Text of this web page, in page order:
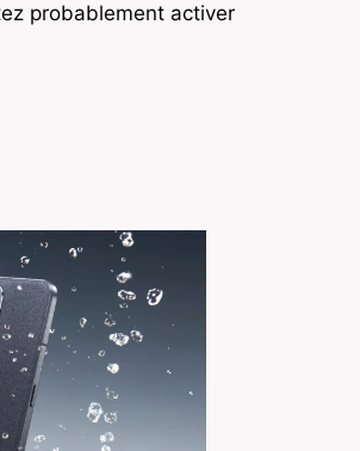
probablement activer